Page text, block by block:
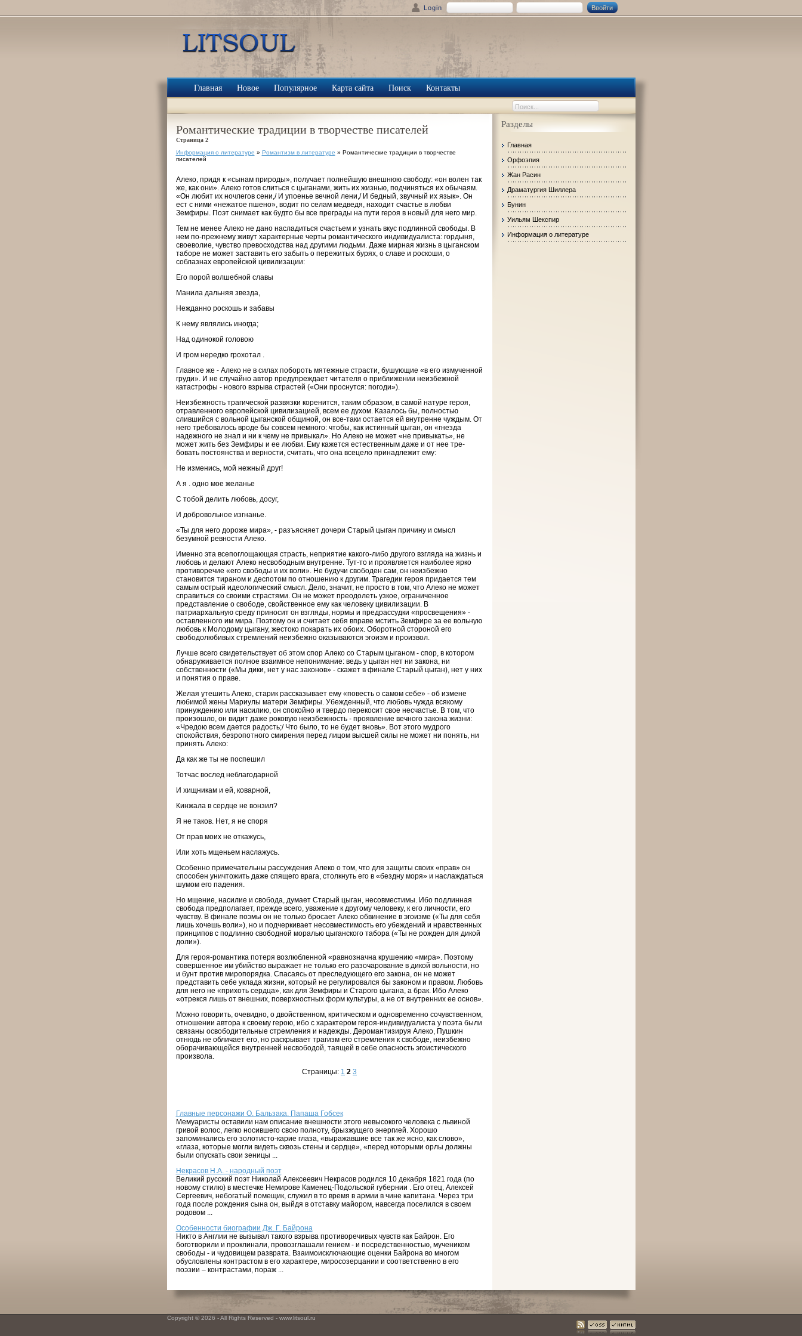
Login
Главная Новое Популярное Карта сайта Поиск Контакты
Романтические традиции в творчестве писателей
Страница 2
Информация о литературе » Романтизм в литературе » Романтические традиции в творчестве
писателей
Алеко, придя к «сынам природы», получает полнейшую внешнюю свободу: «он во­лен так
же, как они». Алеко готов слиться с цыганами, жить их жизнью, подчиняться их обычаям.
«Он любит их ночлегов сени,/ И упоенье вечной лени,/ И бедный, звуч­ный их язык». Он
ест с ними «нежатое пшено», водит по селам медведя, находит счастье в любви
Земфиры. Поэт снимает как будто бы все преграды на пути героя в новый для него мир.
Тем не менее Алеко не дано насладиться счастьем и узнать вкус подлинной свободы. В
нем по-прежнему живут характерные черты романтического индивидуалиста: горды­ня,
своеволие, чувство превосходства над другими людьми. Даже мирная жизнь в цыганском
таборе не может заставить его забыть о пережитых бурях, о славе и роскоши, о
соблазнах европейской цивилизации:
Его порой волшебной славы
Манила дальняя звезда,
Нежданно роскошь и забавы
К нему являлись иногда;
Над одинокой головою
И гром нередко грохотал .
Главное же - Алеко не в силах побороть мятежные страсти, бушующие «в его измученной
груди». И не случайно автор предупреждает читателя о приближении неизбежной
катастрофы - нового взрыва страстей («Они проснутся: погоди»).
Неизбежность трагической развязки коренится, таким образом, в самой натуре героя,
отравленного европейской цивилизацией, всем ее духом. Казалось бы, полностью
слившийся с вольной цыганской общиной, он все-таки остается ей внутренне чуждым. От
него требовалось вроде бы совсем немного: чтобы, как истинный цыган, он «гнезда
надежного не знал и ни к чему не привыкал». Но Алеко не может «не привыкать», не
может жить без Земфиры и ее любви. Ему кажется естественным даже и от нее тре­
бовать постоянства и верности, считать, что она всецело принадлежит ему:
Не изменись, мой нежный друг!
А я . одно мое желанье
С тобой делить любовь, досуг,
И добровольное изгнанье.
«Ты для него дороже мира», - разъясняет дочери Старый цыган причину и смысл
безумной ревности Алеко.
Именно эта всепоглощающая страсть, неприятие како­го-либо другого взгляда на жизнь и
любовь и делают Алеко несвободным внутренне. Тут-то и проявляется наиболее ярко
противоречие «его свободы и их воли». Не будучи свободен сам, он неизбежно
становится тираном и деспотом по отношению к другим. Трагедии героя придается тем
самым острый идеологический смысл. Дело, значит, не просто в том, что Алеко не может
справиться со своими страстями. Он не может преодолеть узкое, ограниченное
представление о свободе, свойственное ему как человеку цивилизации. В
патриархальную среду приносит он взгляды, нормы и предрассудки «просвещения» -
оставленного им мира. Поэтому он и считает себя вправе мстить Земфире за ее вольную
любовь к Молодому цыгану, жестоко покарать их обоих. Оборотной стороной его
свободолюбивых стремлений неизбежно оказываются эгоизм и произвол.
Лучше всего свидетельствует об этом спор Алеко со Старым цыганом - спор, в котором
обнаруживается пол­ное взаимное непонимание: ведь у цыган нет ни закона, ни
собственности («Мы дики, нет у нас законов» - скажет в финале Старый цыган), нет у них
и понятия о праве.
Желая утешить Алеко, старик рассказывает ему «по­весть о самом себе» - об измене
любимой жены Мариулы матери Земфиры. Убежденный, что любовь чужда всякому
принуждению или насилию, он спокойно и твердо пере­косит свое несчастье. В том, что
произошло, он видит даже роковую неизбежность - проявление вечного закона жизни:
«Чредою всем дается радость;/ Что было, то не будет вновь». Вот этого мудрого
спокойствия, безропотного смирения перед лицом высшей силы не может ни понять, ни
принять Алеко:
Да как же ты не поспешил
Тотчас вослед неблагодарной
И хищникам и ей, коварной,
Кинжала в сердце не вонзил?
Я не таков. Нет, я не споря
От прав моих не откажусь,
Или хоть мщеньем наслажусь.
Особенно примечательны рассуждения Алеко о том, что для защиты своих «прав» он
способен уничтожить даже спящего врага, столкнуть его в «бездну моря» и наслаж­даться
шумом его падения.
Но мщение, насилие и свобода, думает Старый цыган, несовместимы. Ибо подлинная
свобода предполагает, прежде всего, уважение к другому человеку, к его личности, его
чувству. В финале поэмы он не только бросает Алеко обвинение в эгоизме («Ты для себя
лишь хочешь воли»), но и подчеркивает несовместимость его убеждений и нрав­ственных
принципов с подлинно свободной моралью цы­ганского табора («Ты не рожден для дикой
доли»).
Для героя-романтика потеря возлюбленной «равнозначна кру­шению «мира». По­этому
совершенное им убийство выражает не только его разочарование в дикой вольности, но
и бунт против миропорядка. Спасаясь от преследующего его закона, он не может
представить себе уклада жизни, который не регулировался бы законом и правом. Любовь
для него не «прихоть сердца», как для Земфиры и Старого цыгана, а брак. Ибо Алеко
«отрекся лишь от внешних, поверхностных форм культуры, а не от внутренних ее основ».
Можно говорить, очевидно, о двойственном, критиче­ском и одновременно сочувственном,
отношении автора к своему герою, ибо с характером героя-индивидуалиста у поэта были
связаны освободительные стрем­ления и надежды. Деромантизируя Алеко, Пушкин
отнюдь не обличает его, но раскрывает трагизм его стремления к свободе, неизбежно
оборачивающейся внутренней не­свободой, таящей в себе опасность эгоистического
произ­вола.
Страницы: 1 2 3
Главные персонажи О. Бальзака. Папаша Гобсек
Мемуаристы оставили нам описание внешности этого невысокого человека с львиной
гривой волос, легко носившего свою полноту, брызжущего энергией. Хорошо
запоминались его золотисто-карие глаза, «выражавшие все так же ясно, как слово»,
«глаза, которые могли видеть сквозь стены и сердце», «перед которыми орлы должны
были опускать свои зеницы ...
Некрасов Н.А. - народный поэт
Великий русский поэт Николай Алексеевич Некрасов родился 10 декабря 1821 года (по
новому стилю) в местечке Немирове Каменец-Подольской губернии . Его отец, Алексей
Сергеевич, небогатый помещик, слу­жил в то время в армии в чине капитана. Через три
года после рождения сына он, выйдя в отставку майором, навсегда поселился в своем
родовом ...
Особенности биографии Дж. Г. Байрона
Никто в Англии не вызывал такого взрыва противоречивых чувств как Байрон. Его
боготворили и проклинали, провозглашали гением - и посредственностью, мучеником
свободы - и чудовищем разврата. Взаимоисключающие оценки Байрона во многом
обусловлены контрастом в его характере, миросозерцании и соответственно в его
поэзии – контрастами, пораж ...
Разделы
Главная
Орфоэпия
Жан Расин
Драматургия Шиллера
Бунин
Уильям Шекспир
Информация о литературе
Copyright © 2026 - All Rights Reserved - www.litsoul.ru